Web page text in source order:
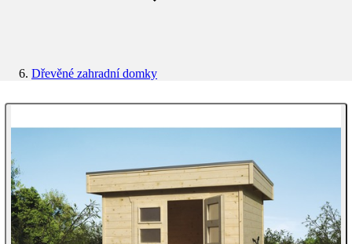
Dřevěné zahradní domky